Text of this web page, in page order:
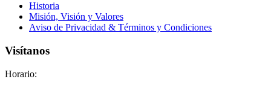
Historia
Misión, Visión y Valores
Aviso de Privacidad & Términos y Condiciones
Visítanos
Horario: